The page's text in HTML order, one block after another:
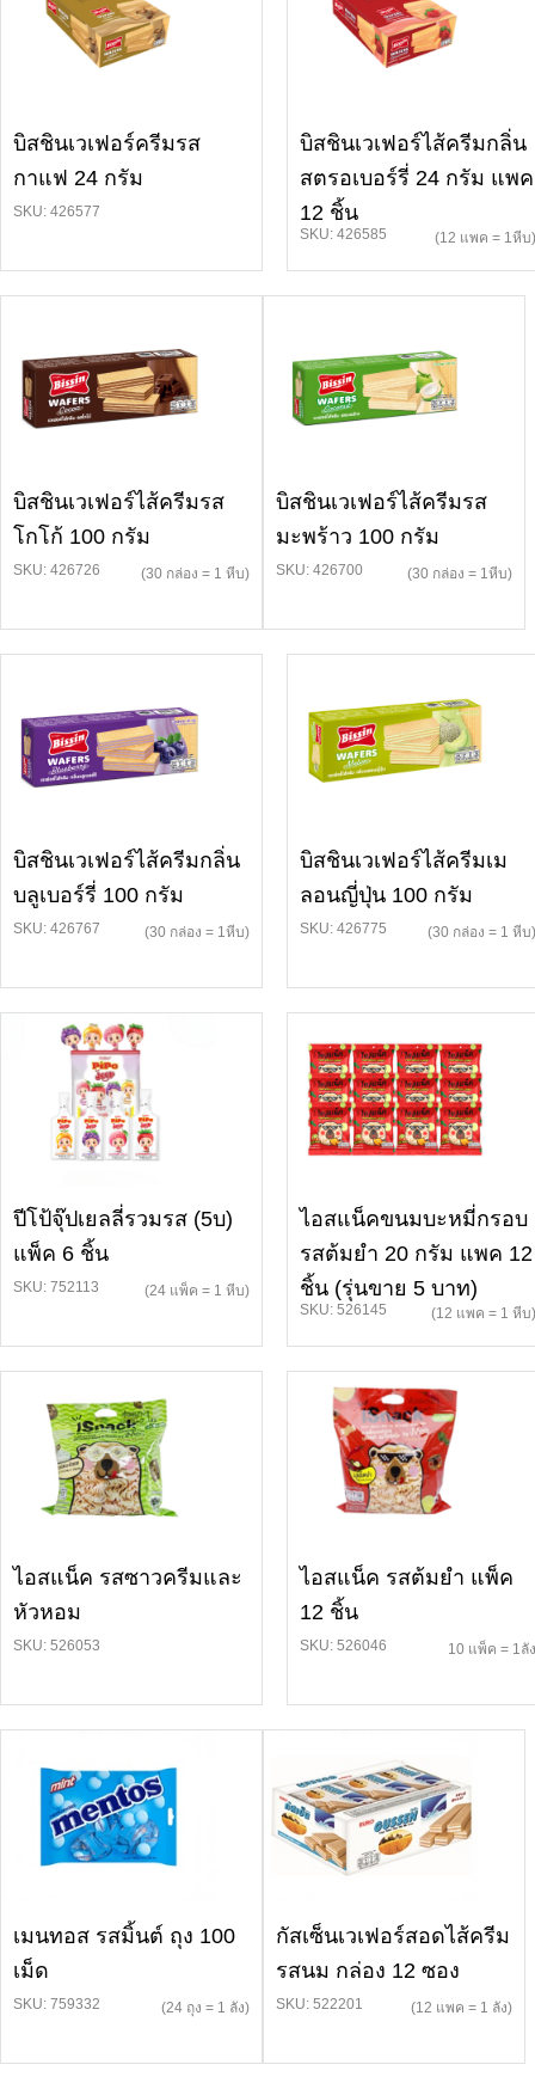
บิสชินเวเฟอร์ครีมรส
กาแฟ 24 กรัม
SKU: 426577
บิสชินเวเฟอร์ไส้ครีมกลิ่น
สตรอเบอร์รี่ 24 กรัม แพค
12 ชิ้น
SKU: 426585 (12 แพค = 1หีบ)
บิสชินเวเฟอร์ไส้ครีมรส
โกโก้ 100 กรัม
SKU: 426726 (30 กล่อง = 1 หีบ)
บิสชินเวเฟอร์ไส้ครีมรส
มะพร้าว 100 กรัม
SKU: 426700 (30 กล่อง = 1หีบ)
บิสชินเวเฟอร์ไส้ครีมกลิ่น
บลูเบอร์รี่ 100 กรัม
SKU: 426767 (30 กล่อง = 1หีบ)
บิสชินเวเฟอร์ไส้ครีมเม
ลอนญี่ปุ่น 100 กรัม
SKU: 426775 (30 กล่อง = 1 หีบ)
ปีโป้จุ๊ปเยลลี่รวมรส (5บ)
แพ็ค 6 ชิ้น
SKU: 752113 (24 แพ็ค = 1 หีบ)
ไอสแน็คขนมบะหมี่กรอบ
รสต้มยำ 20 กรัม แพค 12
ชิ้น (รุ่นขาย 5 บาท)
SKU: 526145 (12 แพค = 1 หีบ)
ไอสแน็ค รสซาวครีมและ
หัวหอม
SKU: 526053
ไอสแน็ค รสต้มยำ แพ็ค
12 ชิ้น
SKU: 526046 10 แพ็ค = 1ลัง
เมนทอส รสมิ้นต์ ถุง 100
เม็ด
SKU: 759332 (24 ถุง = 1 ลัง)
กัสเซ็นเวเฟอร์สอดไส้ครีม
รสนม กล่อง 12 ซอง
SKU: 522201 (12 แพค = 1 ลัง)